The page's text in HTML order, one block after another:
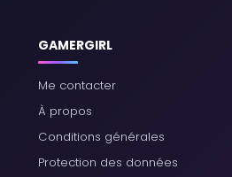
GAMERGIRL
Me contacter
À propos
Conditions générales
Protection des données